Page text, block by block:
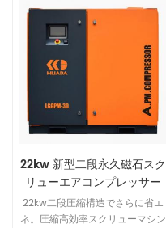
ベルの排気量を中心に、世界市場
の需要を上回っています.最高の
性能と最高品質の空気圧縮機で
22kw 新型二段永久磁石スク
リューエアコンプレッサー
22kw二段圧縮構造でさらに省エ
ネ。圧縮高効率スクリューマシン